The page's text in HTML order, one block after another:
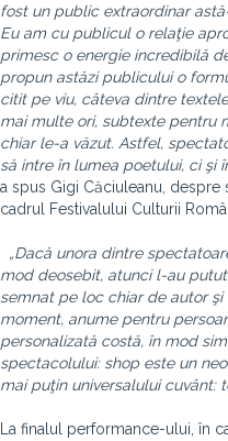
fost un public extraordinar
Eu am cu publicul o relaţie
primesc o energie incredibilă
propun astăzi publicului o
citit pe viu, câteva dintre
mai multe ori, subtexte pentru
chiar le-a văzut. Astfel,
să intre în lumea poetului, ci şi
a spus Gigi Căciuleanu,
cadrul Festivalului Culturii
„Dacă unora dintre
mod deosebit, atunci l-au
semnat pe loc chiar de autor
moment, anume pentru
personalizată costă, în mod
spectacolului: shop este un
mai puţin universalului cuvânt:
La finalul performance-ului, în